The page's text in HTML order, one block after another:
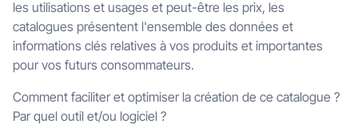
les utilisations et usages et peut-être les prix, les
catalogues présentent l'ensemble des données et
informations clés relatives à vos produits et importantes
pour vos futurs consommateurs.
Comment faciliter et optimiser la création de ce catalogue ?
Par quel outil et/ou logiciel ?